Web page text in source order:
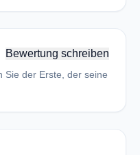
Bewertung schreiben
Sie der Erste, der seine